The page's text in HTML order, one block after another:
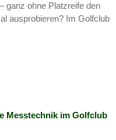
ganz ohne Platzreife den
ausprobieren? Im Golfclub
Messtechnik im Golfclub